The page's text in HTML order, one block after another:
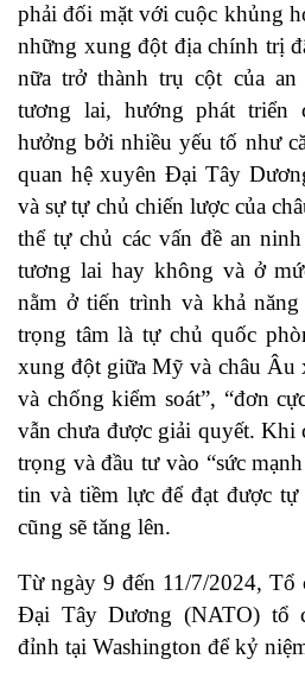
phải đối mặt với cuộc khủng
những xung đột địa chính trị
nữa trở thành trụ cột của
tương lai, hướng phát triển
hưởng bởi nhiều yếu tố như
quan hệ xuyên Đại Tây
và sự tự chủ chiến lược của
thể tự chủ các vấn đề an
tương lai hay không và ở
nằm ở tiến trình và khả
trọng tâm là tự chủ quốc
xung đột giữa Mỹ và châu Âu
và chống kiểm soát”, “đơn
vẫn chưa được giải quyết. Khi
trọng và đầu tư vào “sức
tin và tiềm lực để đạt được tự
cũng sẽ tăng lên.
Từ ngày 9 đến 11/7/2024, Tổ
Đại Tây Dương (NATO) tổ
đỉnh tại Washington để kỷ